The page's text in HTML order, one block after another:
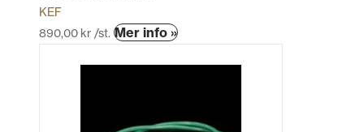
KEF
890,00 kr /st. Mer info »Den
produkten
varianter.